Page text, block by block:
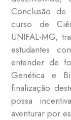
Conclusão
curso de
UNIFAL-MG,
estudantes
entender de
Genética e
finalização
possa
aventurar por